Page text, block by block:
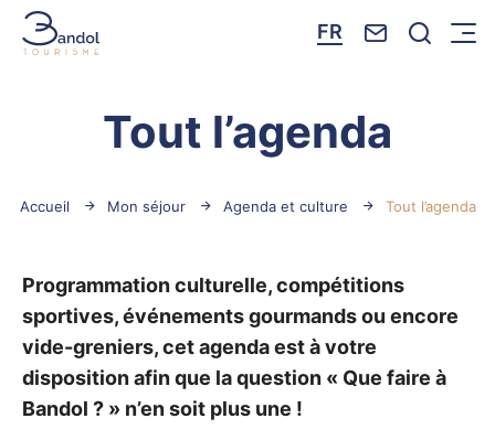
FR Nous Je
Menu
Tout l’agenda
Accueil Mon séjour Agenda et culture Tout l’agenda
Programmation culturelle, compétitions
sportives, événements gourmands ou encore
vide-greniers, cet agenda est à votre
disposition afin que la question « Que faire à
Bandol ? » n’en soit plus une !